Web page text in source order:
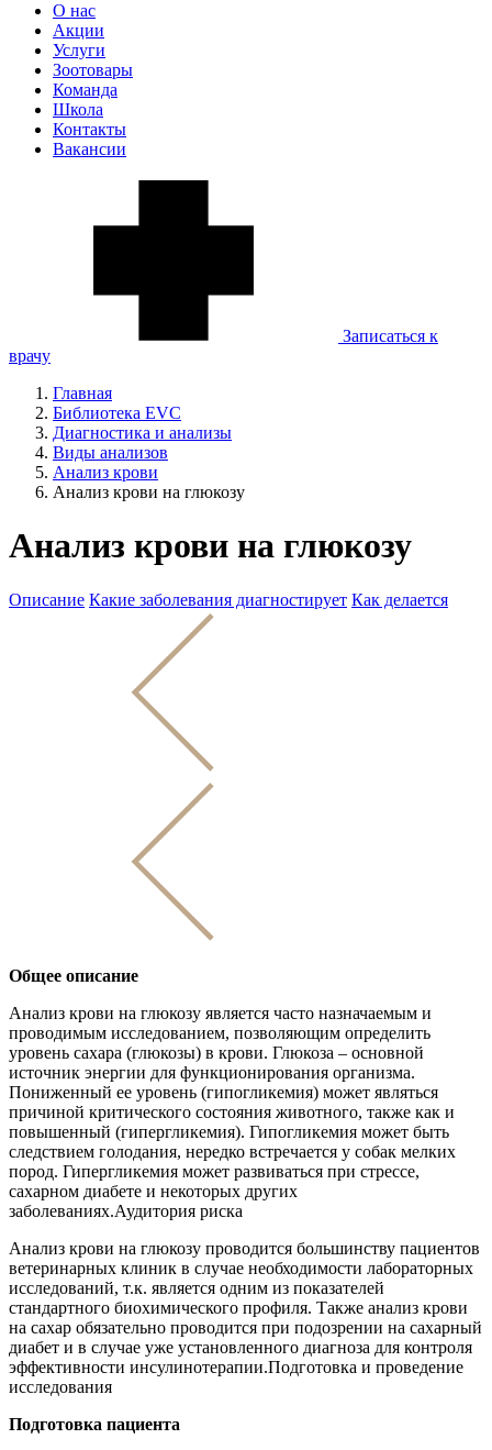
О нас
Акции
Услуги
Зоотовары
Команда
Школа
Контакты
Вакансии
Записаться к
врачу
Главная
Библиотека EVC
Диагностика и анализы
Виды анализов
Анализ крови
Анализ крови на глюкозу
Анализ крови на глюкозу
Описание Какие заболевания диагностирует Как делается
Общее описание
Анализ крови на глюкозу является часто назначаемым и
проводимым исследованием, позволяющим определить
уровень сахара (глюкозы) в крови. Глюкоза – основной
источник энергии для функционирования организма.
Пониженный ее уровень (гипогликемия) может являться
причиной критического состояния животного, также как и
повышенный (гипергликемия). Гипогликемия может быть
следствием голодания, нередко встречается у собак мелких
пород. Гипергликемия может развиваться при стрессе,
сахарном диабете и некоторых других
заболеваниях.Аудитория риска
Анализ крови на глюкозу проводится большинству пациентов
ветеринарных клиник в случае необходимости лабораторных
исследований, т.к. является одним из показателей
стандартного биохимического профиля. Также анализ крови
на сахар обязательно проводится при подозрении на сахарный
диабет и в случае уже установленного диагноза для контроля
эффективности инсулинотерапии.Подготовка и проведение
исследования
Подготовка пациента